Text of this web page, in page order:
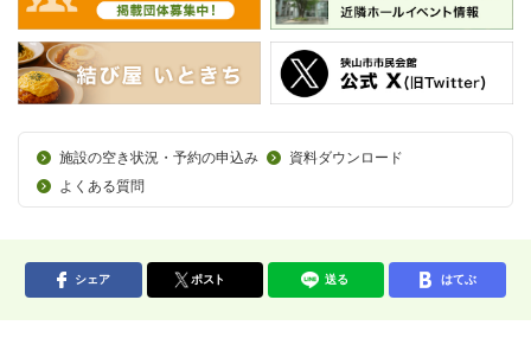
施設の空き状況・予約の申込み
資料ダウンロード
よくある質問
シェア ポスト 送る はてぶ